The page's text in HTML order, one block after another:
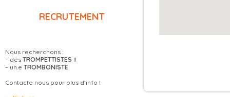
RECRUTEMENT
Nous recherchons :
– des TROMPETTISTES !!
– un.e TROMBONISTE
Contacte nous pour plus d’info !